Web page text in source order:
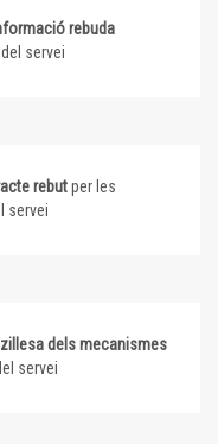
rebuda
servei
rebutper les
servei
dels mecanismes
servei